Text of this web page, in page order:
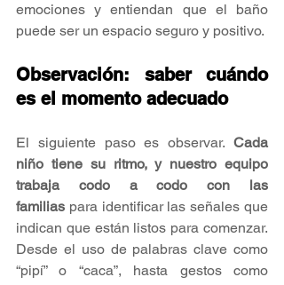
emociones y entiendan que el baño
puede ser un espacio seguro y positivo.
Observación: saber cuándo
es el momento adecuado
El siguiente paso es observar. Cada
niño tiene su ritmo, y nuestro equipo
trabaja codo a codo con las
familias para identificar las señales que
indican que están listos para comenzar.
Desde el uso de palabras clave como
“pipí” o “caca”, hasta gestos como